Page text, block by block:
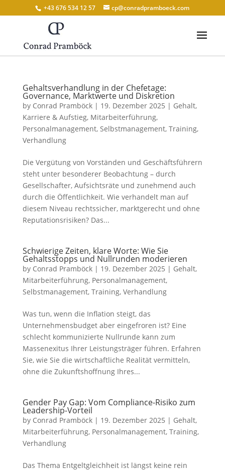
+43 676 534 12 57 cp@conradpramboeck.com
Gehaltsverhandlung in der Chefetage:
Governance, Marktwerte und Diskretion
by Conrad Pramböck| 19. Dezember 2025 | Gehalt,
Karriere & Aufstieg, Mitarbeiterführung,
Personalmanagement, Selbstmanagement, Training,
Verhandlung
Die Vergütung von Vorständen und Geschäftsführern
steht unter besonderer Beobachtung – durch
Gesellschafter, Aufsichtsräte und zunehmend auch
durch die Öffentlichkeit. Wie verhandelt man auf
diesem Niveau rechtssicher, marktgerecht und ohne
Reputationsrisiken? Das...
Schwierige Zeiten, klare Worte: Wie Sie
Gehaltsstopps und Nullrunden moderieren
by Conrad Pramböck| 19. Dezember 2025 | Gehalt,
Mitarbeiterführung, Personalmanagement,
Selbstmanagement, Training, Verhandlung
Was tun, wenn die Inflation steigt, das
Unternehmensbudget aber eingefroren ist? Eine
schlecht kommunizierte Nullrunde kann zum
Massenexitus Ihrer Leistungsträger führen. Erfahren
Sie, wie Sie die wirtschaftliche Realität vermitteln,
ohne die Zukunftshoffnung Ihres...
Gender Pay Gap: Vom Compliance-Risiko zum
Leadership-Vorteil
by Conrad Pramböck| 19. Dezember 2025 | Gehalt,
Mitarbeiterführung, Personalmanagement, Training,
Verhandlung
Das Thema Entgeltgleichheit ist längst keine rein